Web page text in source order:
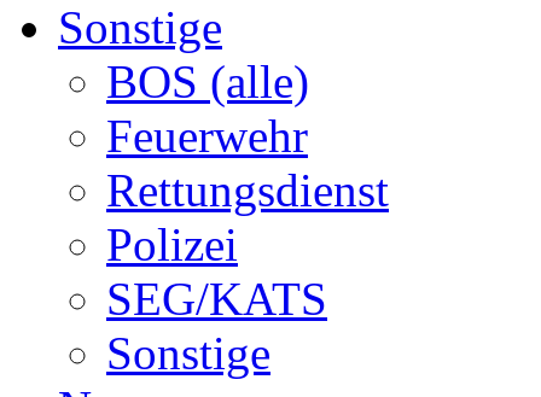
Sonstige
BOS (alle)
Feuerwehr
Rettungsdienst
Polizei
SEG/KATS
Sonstige